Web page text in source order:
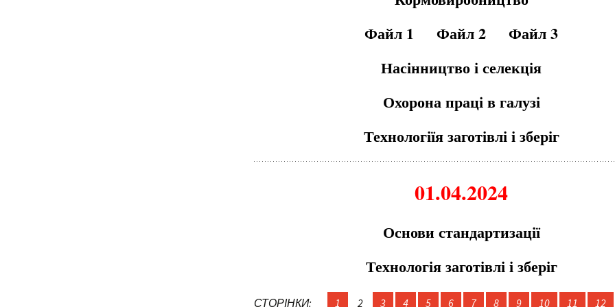
Файл 1
Файл 2
Файл 3
Насінництво і селекція
Охорона праці в галузі
Технологіїя заготівлі і зберіг
01.04.2024
Основи стандартизації
Технологія заготівлі і зберіг
СТОРІНКИ: 1 2 3 4 5 6 7 8 9 10 11
12